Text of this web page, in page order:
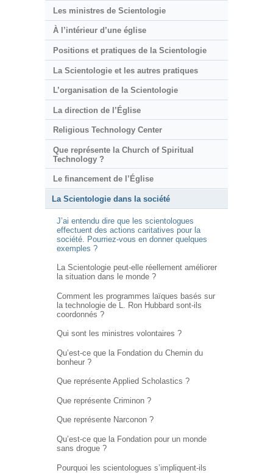
Les ministres de Scientologie
À l’intérieur d’une église
Positions et pratiques de la Scientologie
La Scientologie et les autres pratiques
L’organisation de la Scientologie
La direction de l’Église
Religious Technology Center
Que représente la Church of Spiritual
Technology ?
Le financement de l’Église
La Scientologie dans la société
J’ai entendu dire que les scientologues
effectuent des actions caritatives pour la
société. Pourriez-vous en donner quelques
exemples ?
La Scientologie peut-elle réellement améliorer
la situation dans le monde ?
Comment les programmes laïques basés sur
la technologie de L. Ron Hubbard sont-ils
coordonnés ?
Qui sont les ministres volontaires ?
Qu’est-ce que la Fondation du Chemin du
bonheur ?
Que représente Applied Scholastics ?
Que représente Criminon ?
Que représente Narconon ?
Qu’est-ce que la Fondation pour un monde
sans drogue ?
Pourquoi les scientologues s’impliquent-ils